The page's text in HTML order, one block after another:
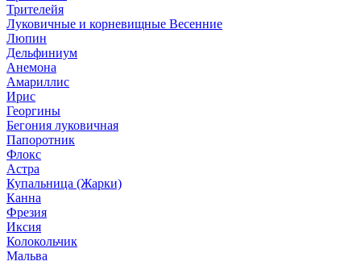
Трителейя
Луковичные и корневищные Весенние
Люпин
Дельфиниум
Анемона
Амариллис
Ирис
Георгины
Бегония луковичная
Папоротник
Флокс
Астра
Купальница (Жарки)
Канна
Фрезия
Иксия
Колокольчик
Мальва